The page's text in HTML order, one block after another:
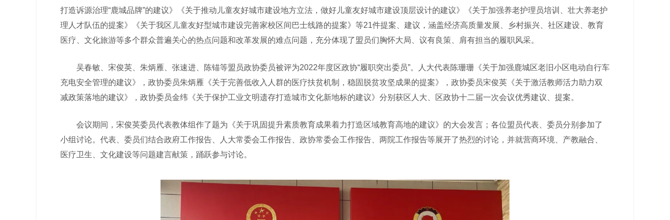
打造诉源治理“鹿城品牌”的建议》《关于推动儿童友好城市建设地方立法，做好儿童友好城市建设顶层设计的建议》《关于加强养老护理员培训、壮大养老护
理人才队伍的提案》《关于我区儿童友好型城市建设完善家校区间巴士线路的提案》等21件提案、建议，涵盖经济高质量发展、乡村振兴、社区建设、教育
医疗、文化旅游等多个群众普遍关心的热点问题和改革发展的难点问题，充分体现了盟员们胸怀大局、议有良策、肩有担当的履职风采。
吴春敏、宋俊英、朱炳雁、张速进、陈锚等盟员政协委员被评为2022年度区政协“履职突出委员”。人大代表陈珊珊《关于加强鹿城区老旧小区电动自行车
充电安全管理的建议》，政协委员朱炳雁《关于完善低收入人群的医疗扶贫机制，稳固脱贫攻坚成果的提案》，政协委员宋俊英《关于激活教师活力助力双
减政策落地的建议》，政协委员金纬《关于保护工业文明遗存打造城市文化新地标的建议》分别获区人大、区政协十二届一次会议优秀建议、提案。
会议期间，宋俊英委员代表教体组作了题为《关于巩固提升素质教育成果着力打造区域教育高地的建议》的大会发言；各位盟员代表、委员分别参加了
小组讨论。代表、委员们结合政府工作报告、人大常委会工作报告、政协常委会工作报告、两院工作报告等展开了热烈的讨论，并就营商环境、产教融合、
医疗卫生、文化建设等问题建言献策，踊跃参与讨论。